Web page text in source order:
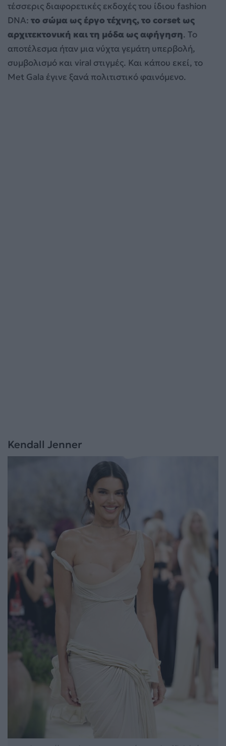
τέσσερις διαφορετικές εκδοχές του ίδιου fashion
DNA: το σώμα ως έργο τέχνης, το corset ως
αρχιτεκτονική και τη μόδα ως αφήγηση. Το
αποτέλεσμα ήταν μια νύχτα γεμάτη υπερβολή,
συμβολισμό και viral στιγμές. Και κάπου εκεί, το
Met Gala έγινε ξανά πολιτιστικό φαινόμενο.
Kendall Jenner